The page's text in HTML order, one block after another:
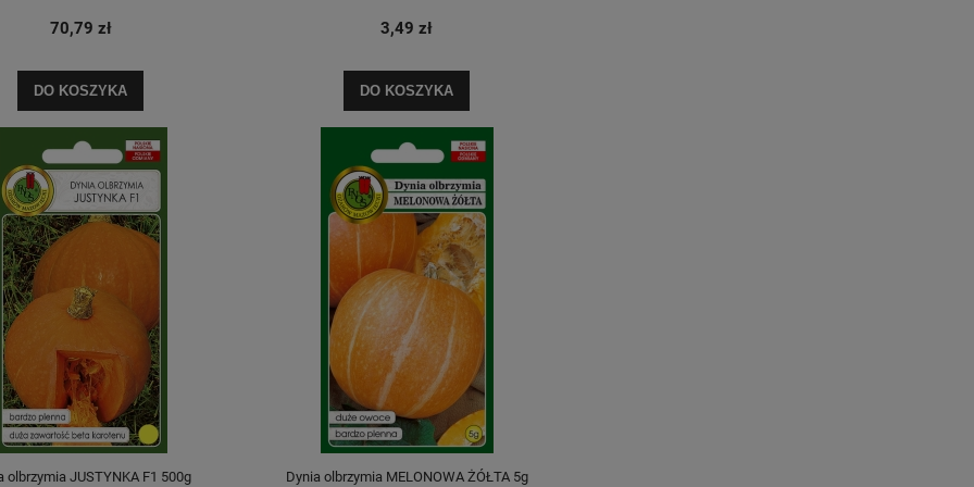
70,79 zł
DO KOSZYKA
3,49 zł
DO KOSZYKA
olbrzymia JUSTYNKA F1 500g Dynia olbrzymia MELONOWA ŻÓŁTA 5g